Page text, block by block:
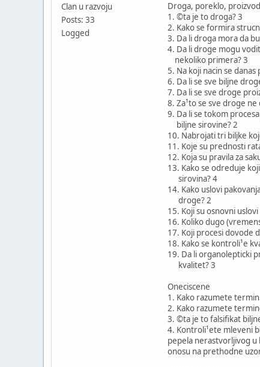
Clan u razvoju
Posts: 33
Logged
Droga, poreklo,
1. ©ta je to droga? 3
2. Kako se formira
3. Da li droga mora da
4. Da li droge mogu
nekoliko primera? 3
5. Na koji nacin se
6. Da li se sve biljne
7. Da li se sve droge
8. Za¹to se sve droge
9. Da li se tokom
biljne sirovine? 2
10. Nabrojati tri biljke
11. Koje su prednosti
12. Koja su pravila za
13. Kako se odreduje
sirovina? 4
14. Kako uslovi
droge? 2
15. Koji su osnovni
16. Koliko dugo
17. Koji procesi dovode
18. Kako se kontroli¹e
19. Da li organolepticki
kvalitet? 3
Oneciscene
1. Kako razumete
2. Kako razumete
3. ©ta je to falsifikat
4. Kontroli¹ete mleveni
pepela nerastvorljivog u
onosu na prethodne